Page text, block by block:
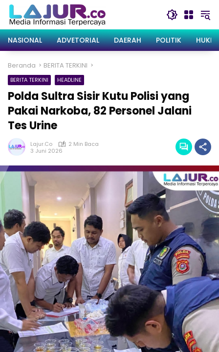
Langsung
konten
NASIONAL
ADVETORIAL DAERAH POLITIK
Beranda BERITA TERKINI
BERITA TERKINI HEADLINE
Polda Sultra Sisir Kutu Polisi yang
Pakai Narkoba, 82 Personel Jalani
Tes Urine
Lajur.co
2 Min Baca
3 Juni 2026